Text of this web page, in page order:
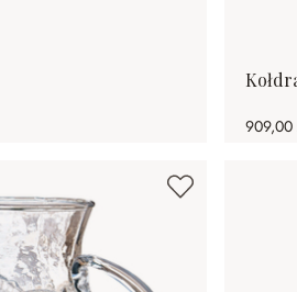
909,00